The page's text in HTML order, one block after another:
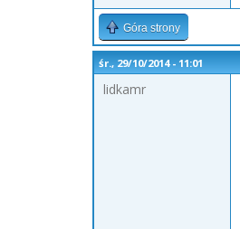
Góra strony
śr., 29/10/2014 - 11:01
lidkamr